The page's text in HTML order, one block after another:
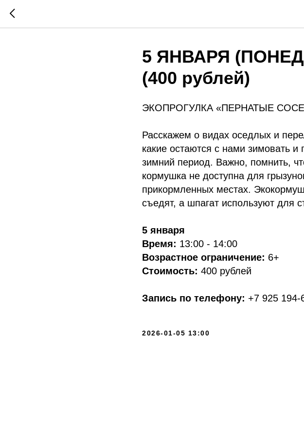
5 ЯНВАРЯ
(400 рублей)
ЭКОПРОГУЛКА «ПЕРНАТЫЕ
Расскажем о видах оседлых и
какие остаются с нами зимовать
зимний период. Важно, помнить,
кормушка не доступна для
прикормленных местах.
съедят, а шпагат используют для
5 января
Время: 13:00 - 14:00
Возрастное ограничение: 6+
Стоимость: 400 рублей
Запись по телефону: +7 925 194-
2026-01-05 13:00